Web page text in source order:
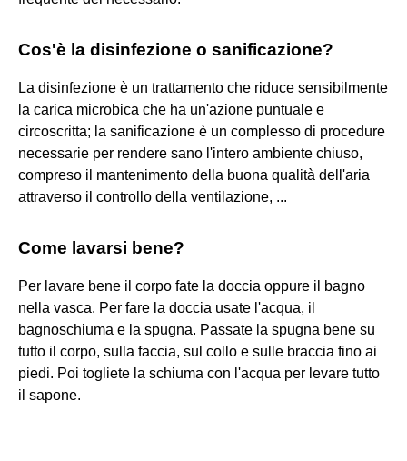
Cos'è la disinfezione o sanificazione?
La disinfezione è un trattamento che riduce sensibilmente
la carica microbica che ha un'azione puntuale e
circoscritta; la sanificazione è un complesso di procedure
necessarie per rendere sano l'intero ambiente chiuso,
compreso il mantenimento della buona qualità dell'aria
attraverso il controllo della ventilazione, ...
Come lavarsi bene?
Per lavare bene il corpo fate la doccia oppure il bagno
nella vasca. Per fare la doccia usate l'acqua, il
bagnoschiuma e la spugna. Passate la spugna bene su
tutto il corpo, sulla faccia, sul collo e sulle braccia fino ai
piedi. Poi togliete la schiuma con l'acqua per levare tutto
il sapone.